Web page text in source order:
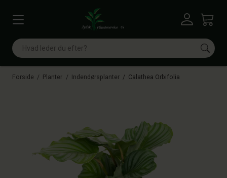
Vis menu
Søg
Log ind Kurv
Forside Planter Indendørsplanter Calathea Orbifolia